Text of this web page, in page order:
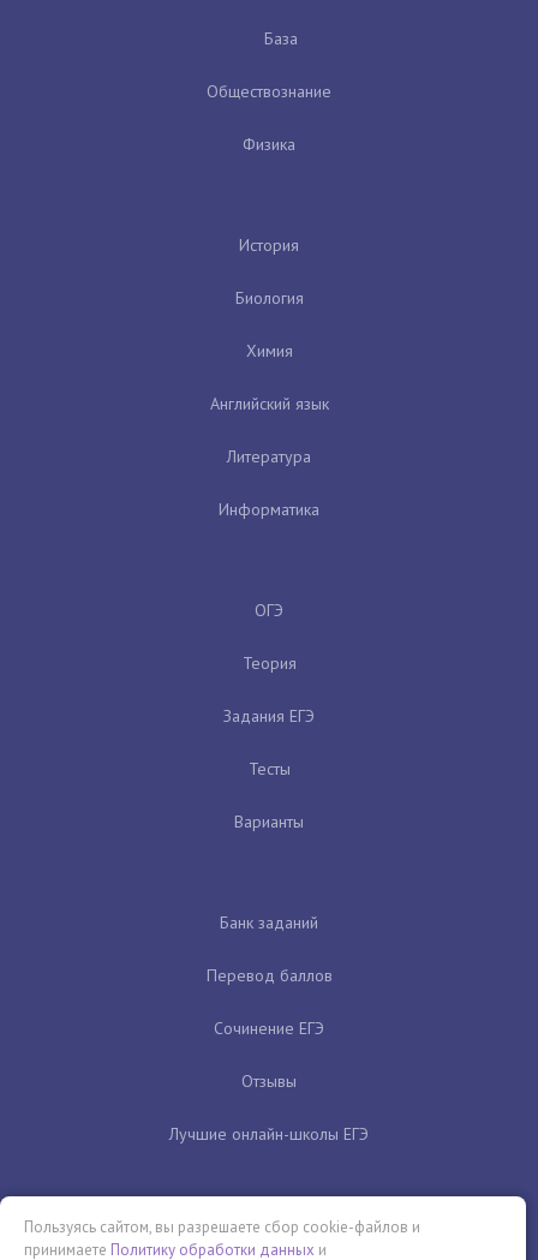
База
Обществознание
Физика
История
Биология
Химия
Английский язык
Литература
Информатика
ОГЭ
Теория
Задания ЕГЭ
Тесты
Варианты
Банк заданий
Перевод баллов
Сочинение ЕГЭ
Отзывы
Лучшие онлайн-школы ЕГЭ
Пользуясь сайтом, вы разрешаете сбор cookie-файлов и
принимаете Политику обработки данных и